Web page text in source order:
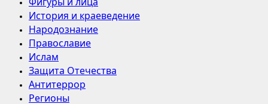
История и краеведение
Народознание
Православие
Ислам
Защита Отечества
Антитеррор
Регионы